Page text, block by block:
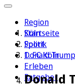
Region
Köln
Sport
1. FC Köln
Erleben
Ratgeber
Startseite
Politik
Donald Trump
Donald